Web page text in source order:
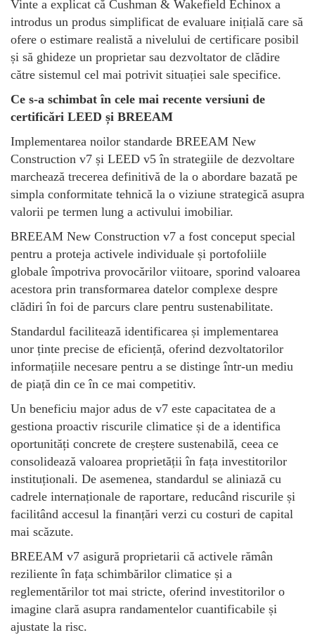
Vinte a explicat că Cushman & Wakefield Echinox a
introdus un produs simplificat de evaluare inițială care să
ofere o estimare realistă a nivelului de certificare posibil
și să ghideze un proprietar sau dezvoltator de clădire
către sistemul cel mai potrivit situației sale specifice.
Ce s-a schimbat în cele mai recente versiuni de
certificări LEED și BREEAM
Implementarea noilor standarde BREEAM New
Construction v7 și LEED v5 în strategiile de dezvoltare
marchează trecerea definitivă de la o abordare bazată pe
simpla conformitate tehnică la o viziune strategică asupra
valorii pe termen lung a activului imobiliar.
BREEAM New Construction v7 a fost conceput special
pentru a proteja activele individuale și portofoliile
globale împotriva provocărilor viitoare, sporind valoarea
acestora prin transformarea datelor complexe despre
clădiri în foi de parcurs clare pentru sustenabilitate.
Standardul facilitează identificarea și implementarea
unor ținte precise de eficiență, oferind dezvoltatorilor
informațiile necesare pentru a se distinge într-un mediu
de piață din ce în ce mai competitiv.
Un beneficiu major adus de v7 este capacitatea de a
gestiona proactiv riscurile climatice și de a identifica
oportunități concrete de creștere sustenabilă, ceea ce
consolidează valoarea proprietății în fața investitorilor
instituționali. De asemenea, standardul se aliniază cu
cadrele internaționale de raportare, reducând riscurile și
facilitând accesul la finanțări verzi cu costuri de capital
mai scăzute.
BREEAM v7 asigură proprietarii că activele rămân
reziliente în fața schimbărilor climatice și a
reglementărilor tot mai stricte, oferind investitorilor o
imagine clară asupra randamentelor cuantificabile și
ajustate la risc.